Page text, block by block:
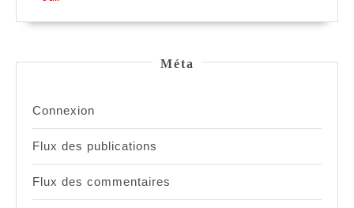
Méta
Connexion
Flux des publications
Flux des commentaires